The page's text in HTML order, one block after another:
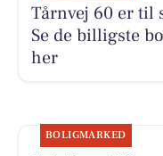
Tårnvej 60 er til
Se de billigste
her
BOLIGMARKED